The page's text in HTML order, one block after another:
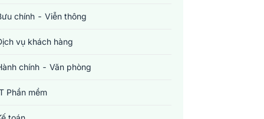
chính - Viễn thông
vụ khách hàng
chính - Văn phòng
Phần mềm